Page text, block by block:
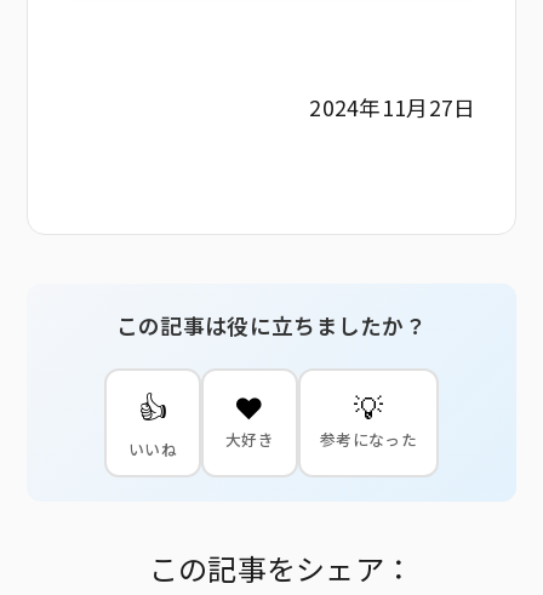
2024年11月27日
この記事は役に立ちましたか？
👍
いいね
❤️
大好き
💡
参考になった
この記事をシェア：